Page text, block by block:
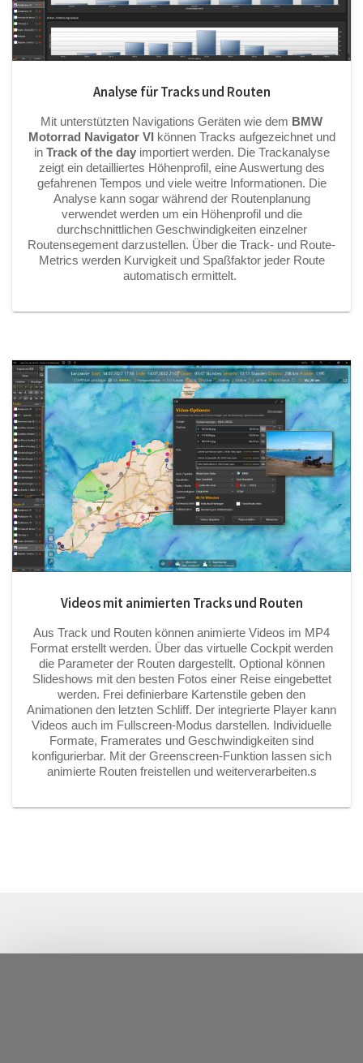
Analyse für Tracks und Routen
Mit unterstützten Navigations Geräten wie dem BMW
Motorrad Navigator VIkönnen Tracks aufgezeichnet und
in Track of the dayimportiert werden. Die Trackanalyse
zeigt ein detailliertes Höhenprofil, eine Auswertung des
gefahrenen Tempos und viele weitre Informationen. Die
Analyse kann sogar während der Routenplanung
verwendet werden um ein Höhenprofil und die
durchschnittlichen Geschwindigkeiten einzelner
Routensegement darzustellen. Über die Track- und Route-
Metrics werden Kurvigkeit und Spaßfaktor jeder Route
automatisch ermittelt.
Videos mit animierten Tracks und Routen
Aus Track und Routen können animierte Videos im MP4
Format erstellt werden. Über das virtuelle Cockpit werden
die Parameter der Routen dargestellt. Optional können
Slideshows mit den besten Fotos einer Reise eingebettet
werden. Frei definierbare Kartenstile geben den
Animationen den letzten Schliff. Der integrierte Player kann
Videos auch im Fullscreen-Modus darstellen. Individuelle
Formate, Framerates und Geschwindigkeiten sind
konfigurierbar. Mit der Greenscreen-Funktion lassen sich
animierte Routen freistellen und weiterverarbeiten.s